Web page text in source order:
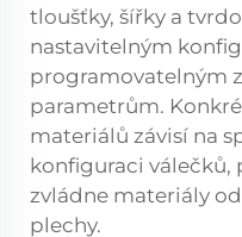
tloušťky, šířky a
nastavitelným
programovatelným
parametrům.
materiálů závisí na
konfiguraci válečků,
zvládne materiály
plechy.